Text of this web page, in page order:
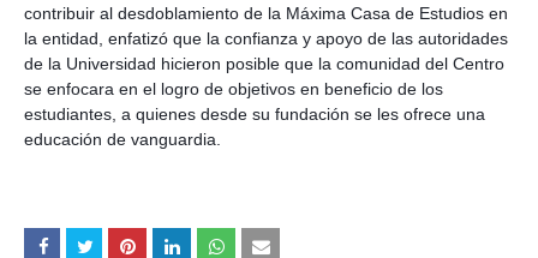
contribuir al desdoblamiento de la Máxima Casa de Estudios en
la entidad, enfatizó que la confianza y apoyo de las autoridades
de la Universidad hicieron posible que la comunidad del Centro
se enfocara en el logro de objetivos en beneficio de los
estudiantes, a quienes desde su fundación se les ofrece una
educación de vanguardia.